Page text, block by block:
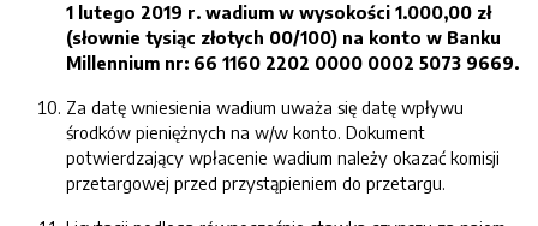
1 lutego 2019 r. wadium w wysokości 1.000,00 zł
(słownie tysiąc złotych 00/100) na konto w Banku
Millennium nr: 66 1160 2202 0000 0002 5073 9669.
Za datę wniesienia wadium uważa się datę wpływu
środków pieniężnych na w/w konto. Dokument
potwierdzający wpłacenie wadium należy okazać komisji
przetargowej przed przystąpieniem do przetargu.